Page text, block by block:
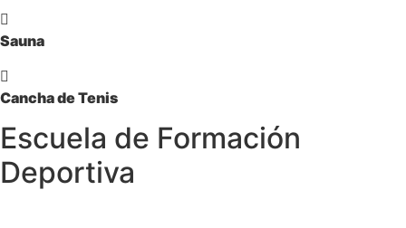
Sauna
Cancha de Tenis
Escuela de Formación
Deportiva